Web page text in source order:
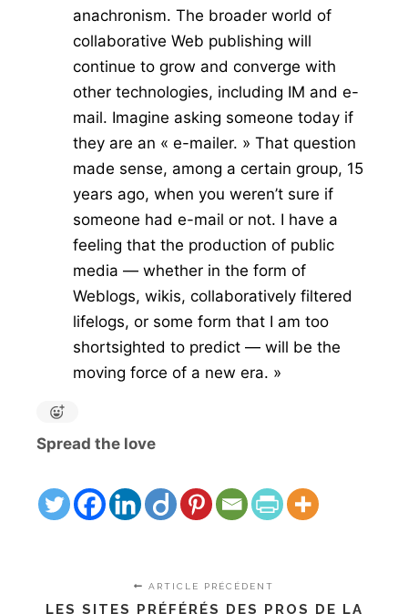
anachronism. The broader world of
collaborative Web publishing will
continue to grow and converge with
other technologies, including IM and e-
mail. Imagine asking someone today if
they are an « e-mailer. » That question
made sense, among a certain group, 15
years ago, when you weren’t sure if
someone had e-mail or not. I have a
feeling that the production of public
media — whether in the form of
Weblogs, wikis, collaboratively filtered
lifelogs, or some form that I am too
shortsighted to predict — will be the
moving force of a new era. »
Spread the love
ARTICLE PRÉCÉDENT
LES SITES PRÉFÉRÉS DES PROS DE LA